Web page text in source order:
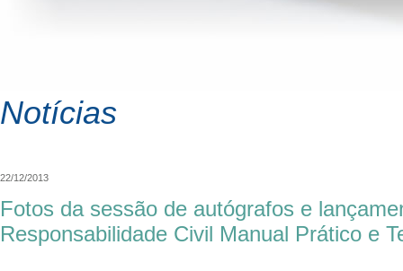
Notícias
22/12/2013
Fotos da sessão de autógrafos e
Responsabilidade Civil Manual Prático e